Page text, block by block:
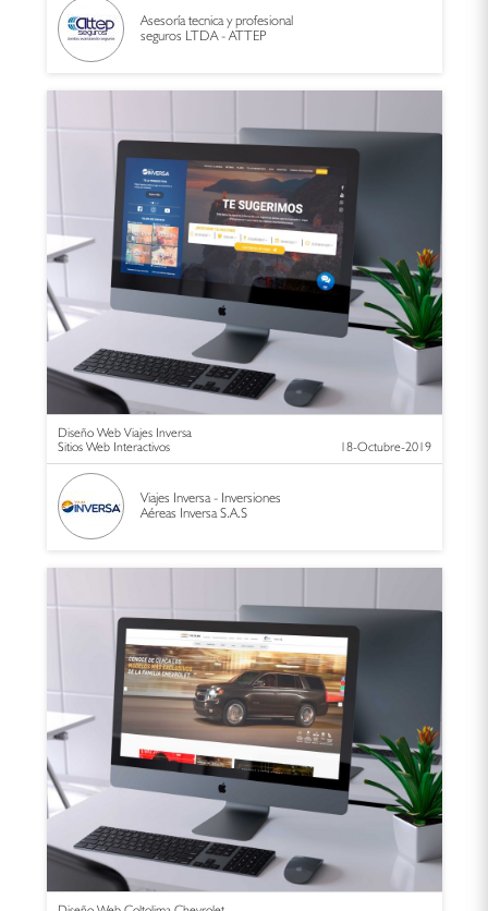
Asesoría tecnica y profesional
seguros LTDA - ATTEP
Diseño Web Viajes Inversa
Sitios Web Interactivos
18-Octubre-2019
Viajes Inversa - Inversiones
Aéreas Inversa S.A.S